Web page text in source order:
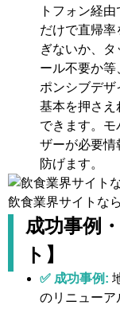
トフォン経
だけで直帰
ぎないか、
ール不要か
ポンシブデ
基本を押さえ
できます。
ザーが必要情
防げます。
飲食業界サイトな
成功事例
ト】
✅ 成功事例:
のリニューア